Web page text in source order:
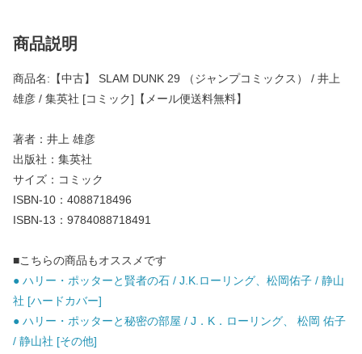
商品説明
商品名:【中古】 SLAM DUNK 29 （ジャンプコミックス） / 井上
雄彦 / 集英社 [コミック]【メール便送料無料】
著者：井上 雄彦
出版社：集英社
サイズ：コミック
ISBN-10：4088718496
ISBN-13：9784088718491
■こちらの商品もオススメです
● ハリー・ポッターと賢者の石 / J.K.ローリング、松岡佑子 / 静山
社 [ハードカバー]
● ハリー・ポッターと秘密の部屋 / J．K．ローリング、 松岡 佑子
/ 静山社 [その他]